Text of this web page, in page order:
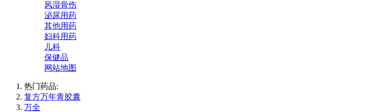
风湿骨伤
泌尿用药
其他用药
妇科用药
儿科
保健品
网站地图
热门药品:
复方万年青胶囊
万全